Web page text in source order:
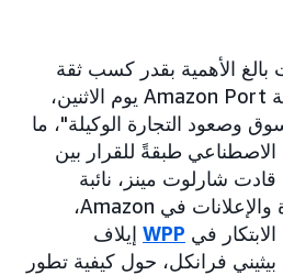
الأهمية بقدر كسب ثقة
البشر. استكشفت جلسة Amazon Port يوم الاثنين،
وصعود التجارة الوكيلة"، ما
طبقةً للقرار بين
شارلوت مينز، نائبة
الرئيس لمحتوى الأجهزة والإعلانات في Amazon،
في WPP إيلاف
بيثيني فرانكل، حول كيفية تطور